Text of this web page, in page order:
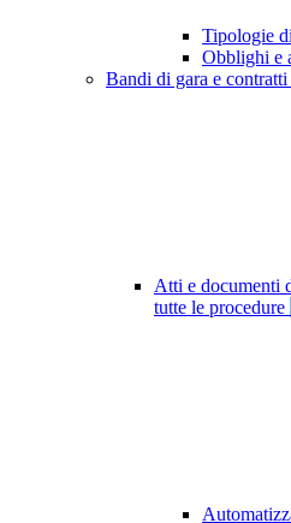
Tipologie
Obblighi e
Bandi di gara e contratti
Atti e documenti
tutte le procedure